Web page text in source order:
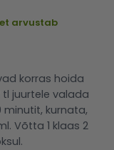
arvustab
korras hoida
juurtele valada
minutit, kurnata,
Võtta 1 klaas 2